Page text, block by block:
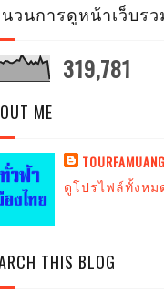
วนการดูหน้าเว็บรว
319,781
ME
ดูโปรไฟล์ทั้งห
THIS BLOG